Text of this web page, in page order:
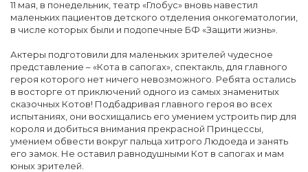
11 мая, в понедельник, театр «Глобус» вновь навестил
маленьких пациентов детского отделения онкогематологии,
в числе которых были и подопечные БФ «Защити жизнь».
Актеры подготовили для маленьких зрителей чудесное
представление – «Кота в сапогах», спектакль, для главного
героя которого нет ничего невозможного. Ребята остались
в восторге от приключений одного из самых знаменитых
сказочных Котов! Подбадривая главного героя во всех
испытаниях, они восхищались его умением устроить пир для
короля и добиться внимания прекрасной Принцессы,
умением обвести вокруг пальца хитрого Людоеда и занять
его замок. Не оставил равнодушными Кот в сапогах и мам
юных зрителей.